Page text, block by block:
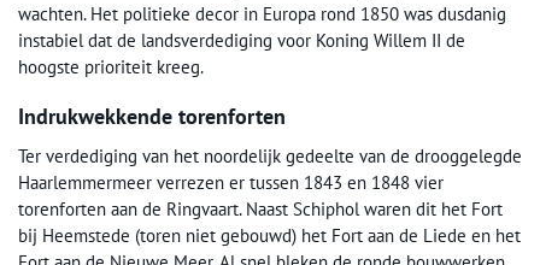
wachten. Het politieke decor in Europa rond 1850 was dusdanig
instabiel dat de landsverdediging voor Koning Willem II de
hoogste prioriteit kreeg.
Indrukwekkende torenforten
Ter verdediging van het noordelijk gedeelte van de drooggelegde
Haarlemmermeer verrezen er tussen 1843 en 1848 vier
torenforten aan de Ringvaart. Naast Schiphol waren dit het Fort
bij Heemstede (toren niet gebouwd) het Fort aan de Liede en het